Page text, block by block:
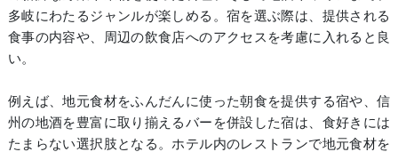
多岐にわたるジャンルが楽しめる。宿を選ぶ際は、提供される
食事の内容や、周辺の飲食店へのアクセスを考慮に入れると良
い。
例えば、地元食材をふんだんに使った朝食を提供する宿や、信
州の地酒を豊富に取り揃えるバーを併設した宿は、食好きには
たまらない選択肢となる。ホテル内のレストランで地元食材を